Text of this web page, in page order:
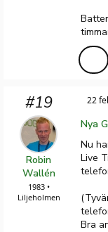
#19
Robin
Wallén
1983 •
Liljeholmen
22
Nya
Nu
Live
Bra